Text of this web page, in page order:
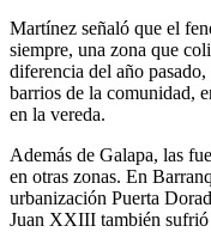
Martínez señaló que el
siempre, una zona que
diferencia del año
barrios de la comunidad,
en la vereda.
Además de Galapa, las
en otras zonas. En
urbanización Puerta
Juan XXIII también sufrió